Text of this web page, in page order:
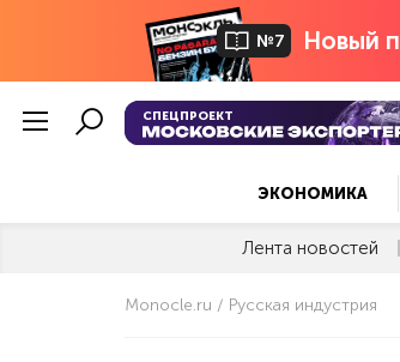
№7 Новый
СПЕЦПРОЕКТ
ЭКОНОМИКА
Лента новостей
Monocle.ru Русская индустрия